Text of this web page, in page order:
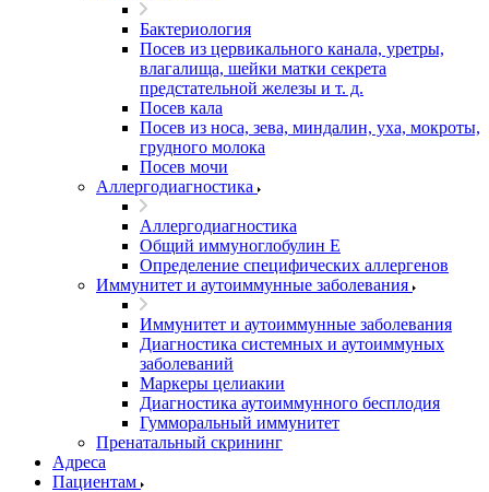
Бактериология
Посев из цервикального канала, уретры,
влагалища, шейки матки секрета
предстательной железы и т. д.
Посев кала
Посев из носа, зева, миндалин, уха, мокроты,
грудного молока
Посев мочи
Аллергодиагностика
Аллергодиагностика
Общий иммуноглобулин Е
Определение специфических аллергенов
Иммунитет и аутоиммунные заболевания
Иммунитет и аутоиммунные заболевания
Диагностика системных и аутоиммуных
заболеваний
Маркеры целиакии
Диагностика аутоиммунного бесплодия
Гумморальный иммунитет
Пренатальный скрининг
Адреса
Пациентам